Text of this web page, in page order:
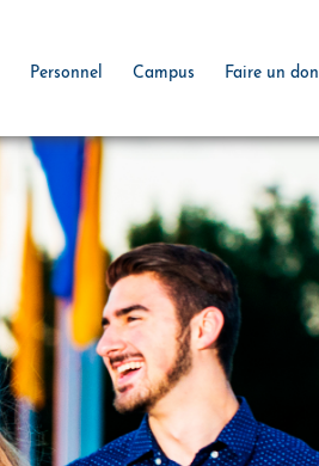
Personnel Campus Faire un don